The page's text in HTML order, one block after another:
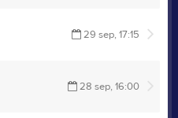
29 sep, 17:15
28 sep, 16:00